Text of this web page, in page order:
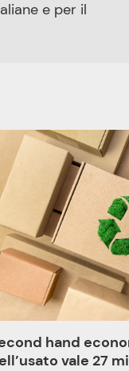
e per il
hand
vale 27